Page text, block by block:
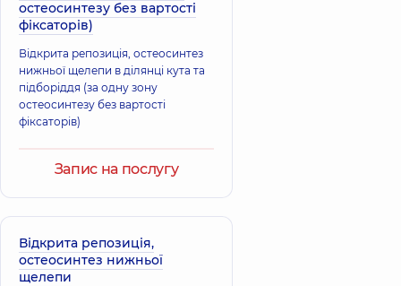
Аракелян
Араіківна
Хірург щелепно-
лицевий, 8 років
досвіду
остеосинтезу без вартості
фіксаторів)
Відкрита репозиція, остеосинтез
нижньої щелепи в ділянці кута та
підборіддя (за одну зону
остеосинтезу без вартості
фіксаторів)
Запис на послугу
Відкрита репозиція,
остеосинтез нижньої
щелепи